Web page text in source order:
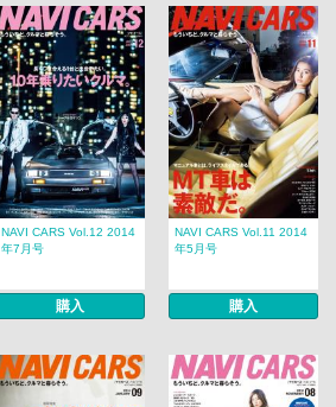
NAVI CARS Vol.12 2014
年7月号
購入
NAVI CARS Vol.11 2014
年5月号
購入